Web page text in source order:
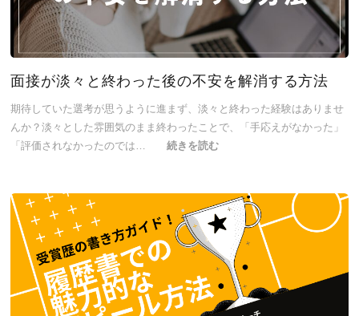
面接が淡々と終わった後の不安を解消する方法
期待していた選考が思うように進まず、淡々と終わった経験はありませ
んか？淡々とした雰囲気のまま終わったことで、「手応えがなかった」
「評価されなかったのでは… 続きを読む